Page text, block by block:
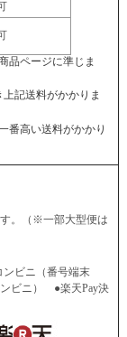
品ページに準じま
記送料がかかりま
番高い送料がかかり
。（※一部大型便は
ビニ（番号端末
ビニ） ●楽天Pay決